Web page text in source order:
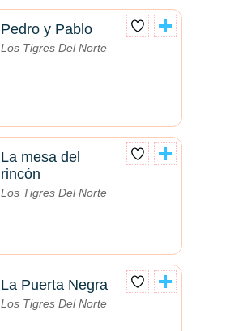
Pedro y Pablo
Los Tigres Del Norte
La mesa del
rincón
Los Tigres Del Norte
La Puerta Negra
Los Tigres Del Norte